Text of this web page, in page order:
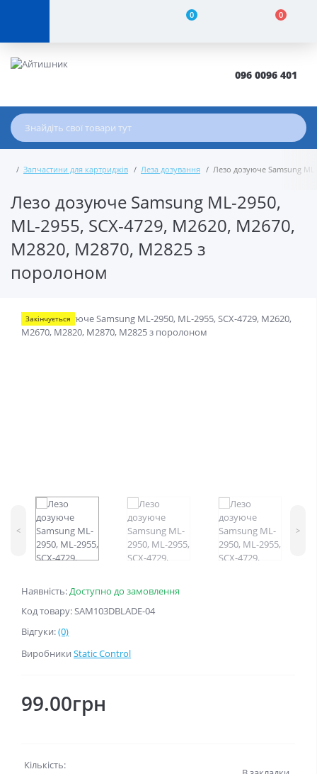
0 0
096 0096 401
Запчастини для картриджів Леза дозування Лезо дозуюче Samsung
Лезо дозуюче Samsung ML-2950,
ML-2955, SCX-4729, M2620, M2670,
M2820, M2870, M2825 з
поролоном
Наявність:Доступно до замовлення
Код товару: SAM103DBLADE-04
Відгуки:(0)
Виробники Static Control
Закінчується
< >
99.00грн
Кількість: